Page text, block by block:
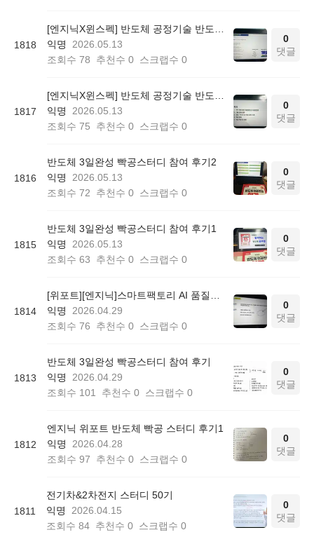
1818
[엔지닉X윈스펙] 반도체 공정기술 반도체 3일 완성 빡공 스터디 2일차 학습일지
익명
2026.05.13
조회수 78 추천수 0 스크랩수 0
0
댓글
1817
[엔지닉X윈스펙] 반도체 공정기술 반도체 3일 완성 빡공 스터디 1일차 학습일지
익명
2026.05.13
조회수 75 추천수 0 스크랩수 0
0
댓글
1816
반도체 3일완성 빡공스터디 참여 후기2
익명
2026.05.13
조회수 72 추천수 0 스크랩수 0
0
댓글
1815
반도체 3일완성 빡공스터디 참여 후기1
익명
2026.05.13
조회수 63 추천수 0 스크랩수 0
0
댓글
1814
[위포트][엔지닉]스마트팩토리 AI 품질관리 빡공스터디 51기 후기
익명
2026.04.29
조회수 76 추천수 0 스크랩수 0
0
댓글
1813
반도체 3일완성 빡공스터디 참여 후기
익명
2026.04.29
조회수 101 추천수 0 스크랩수 0
0
댓글
1812
엔지닉 위포트 반도체 빡공 스터디 후기1
익명
2026.04.28
조회수 97 추천수 0 스크랩수 0
0
댓글
1811
전기차&2차전지 스터디 50기
익명
2026.04.15
조회수 84 추천수 0 스크랩수 0
0
댓글